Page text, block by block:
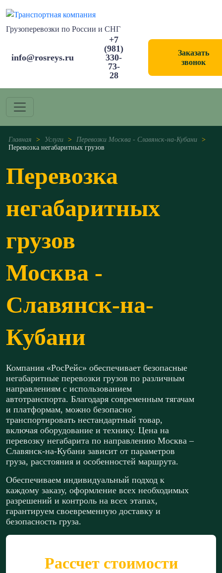
Грузоперевозки по России и СНГ
info@rosreys.ru
+7
(981)
330-
73-
28
Заказать
звонок
Главная > Услуги > Перевозки Москва - Славянск-на-Кубани >
Перевозка негабаритных грузов
Перевозка
негабаритных
грузов
Москва -
Славянск-на-
Кубани
Компания «РосРейс» обеспечивает безопасные
негабаритные перевозки грузов по различным
направлениям с использованием
автотранспорта. Благодаря современным тягачам
и платформам, можно безопасно
транспортировать нестандартный товар,
включая оборудование и технику. Цена на
перевозку негабарита по направлению Москва –
Славянск-на-Кубани зависит от параметров
груза, расстояния и особенностей маршрута.
Обеспечиваем индивидуальный подход к
каждому заказу, оформление всех необходимых
разрешений и контроль на всех этапах,
гарантируем своевременную доставку и
безопасность груза.
Рассчет стоимости